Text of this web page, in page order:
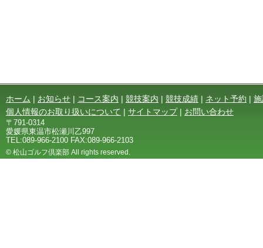
ホーム | お知らせ | コース案内 | 競技案内 | 競技成績 | ネット予約 |
個人情報のお取り扱いについて | サイトマップ | お問い合わせ
〒791-0314
愛媛県東温市松瀬川乙997
TEL:089-966-2100 FAX:089-966-2103
© 松山ゴルフ倶楽部 All rights reserved.